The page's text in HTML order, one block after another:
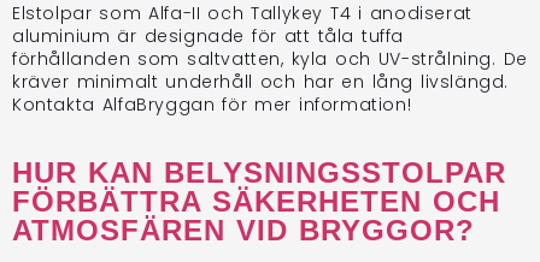
Elstolpar som Alfa-II och Tallykey T4 i anodiserat
aluminium är designade för att tåla tuffa
förhållanden som saltvatten, kyla och UV-strålning. De
kräver minimalt underhåll och har en lång livslängd.
Kontakta AlfaBryggan för mer information!
HUR KAN BELYSNINGSSTOLPAR
FÖRBÄTTRA SÄKERHETEN OCH
ATMOSFÄREN VID BRYGGOR?